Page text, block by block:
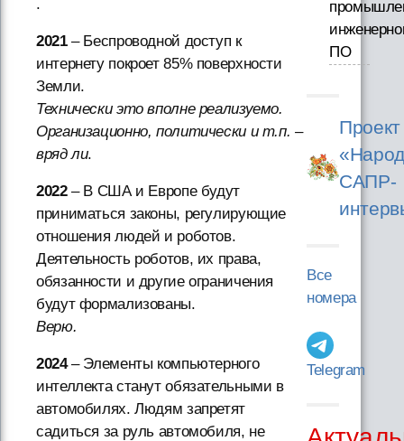
.
2021– Беспроводной доступ к
интернету покроет 85% поверхности
Земли.
Технически это вполне реализуемо.
Организационно, политически и т.п. –
вряд ли.
2022– В США и Европе будут
приниматься законы, регулирующие
отношения людей и роботов.
Деятельность роботов, их права,
обязанности и другие ограничения
будут формализованы.
Верю.
2024– Элементы компьютерного
интеллекта станут обязательными в
автомобилях. Людям запретят
садиться за руль автомобиля, не
ПО
Проект
САПР-
Все
номера
Telegram